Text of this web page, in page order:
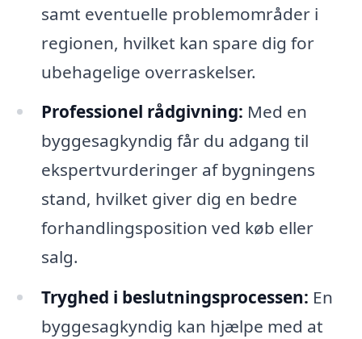
samt eventuelle problemområder i
regionen, hvilket kan spare dig for
ubehagelige overraskelser.
Professionel rådgivning: Med en
byggesagkyndig får du adgang til
ekspertvurderinger af bygningens
stand, hvilket giver dig en bedre
forhandlingsposition ved køb eller
salg.
Tryghed i beslutningsprocessen: En
byggesagkyndig kan hjælpe med at